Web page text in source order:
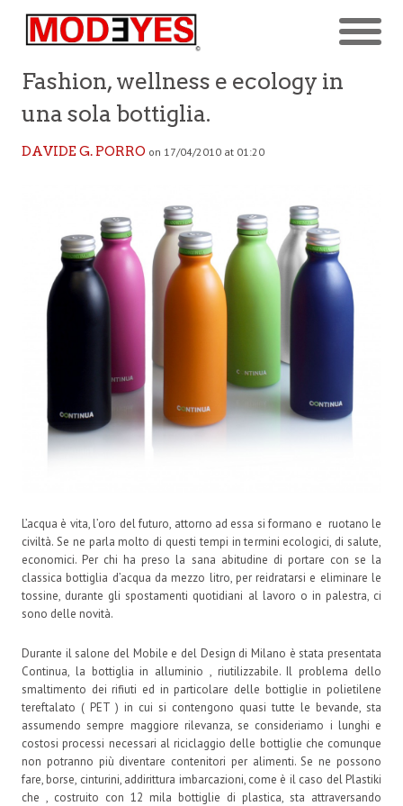
Fashion, wellness e ecology in
una sola bottiglia.
DAVIDE G. PORRO on 17/04/2010 at 01:20
L’acqua è vita, l’oro del futuro, attorno ad essa si formano e ruotano le
civiltà. Se ne parla molto di questi tempi in termini ecologici, di salute,
economici. Per chi ha preso la sana abitudine di portare con se la
classica bottiglia d’acqua da mezzo litro, per reidratarsi e eliminare le
tossine, durante gli spostamenti quotidiani al lavoro o in palestra, ci
sono delle novità.
Durante il salone del Mobile e del Design di Milano è stata presentata
Continua, la bottiglia in alluminio , riutilizzabile. Il problema dello
smaltimento dei rifiuti ed in particolare delle bottiglie in polietilene
tereftalato ( PET ) in cui si contengono quasi tutte le bevande, sta
assumendo sempre maggiore rilevanza, se consideriamo i lunghi e
costosi processi necessari al riciclaggio delle bottiglie che comunque
non potranno più diventare contenitori per alimenti. Se ne possono
fare, borse, cinturini, addirittura imbarcazioni, come è il caso del Plastiki
che , costruito con 12 mila bottiglie di plastica, sta attraversando